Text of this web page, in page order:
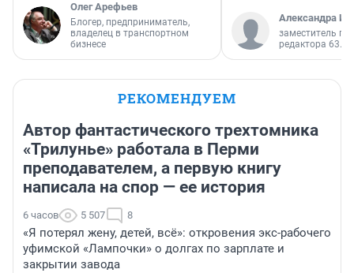
Олег Арефьев
Блогер, предприниматель,
владелец в транспортном
бизнесе
Александра
заместитель
редактора 63.RU
РЕКОМЕНДУЕМ
Автор фантастического трехтомника
«Трилунье» работала в Перми
преподавателем, а первую книгу
написала на спор — ее история
6 часов 5 507 8
«Я потерял жену, детей, всё»: откровения экс-рабочего
уфимской «Лампочки» о долгах по зарплате и
закрытии завода